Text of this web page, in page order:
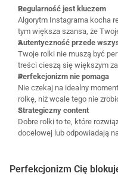
Regularność jest kluczem
Algorytm Instagrama kocha
tym większa szansa, że
Autentyczność przede
Twoje rolki nie muszą być
treści cieszą się większym
Perfekcjonizm nie pomaga
Nie czekaj na idealny
rolkę, niż wcale tego nie
Strategiczny content
Dobre rolki to te, które
docelowej lub odpowiadają
Perfekcjonizm Cię